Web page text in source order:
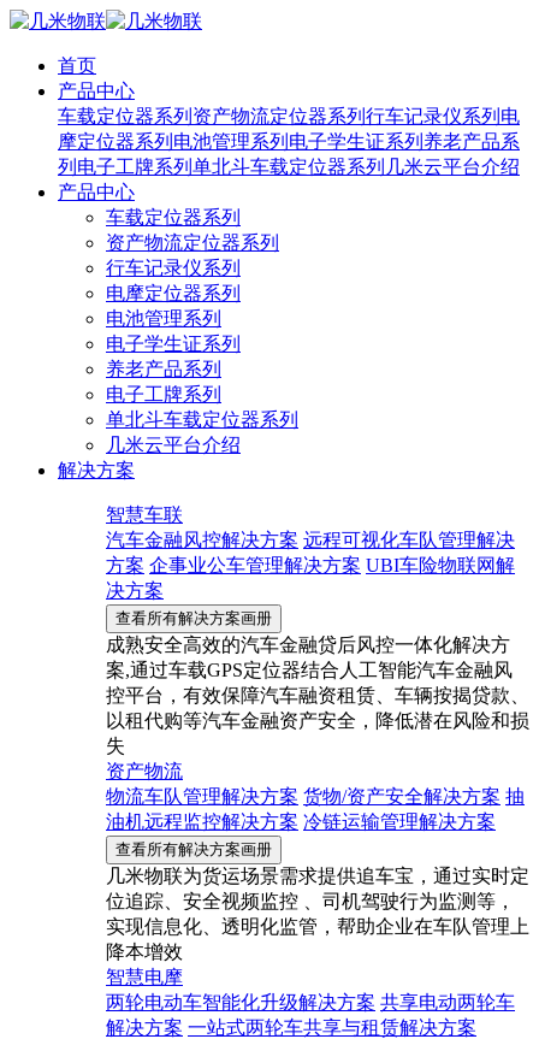
首页
产品中心
车载定位器系列 资产物流定位器系列 行车记录仪系列 电
摩定位器系列 电池管理系列 电子学生证系列 养老产品系
列 电子工牌系列 单北斗车载定位器系列 几米云平台介绍
产品中心
车载定位器系列
资产物流定位器系列
行车记录仪系列
电摩定位器系列
电池管理系列
电子学生证系列
养老产品系列
电子工牌系列
单北斗车载定位器系列
几米云平台介绍
解决方案
智慧车联
汽车金融风控解决方案 远程可视化车队管理解决
方案 企事业公车管理解决方案 UBI车险物联网解
决方案
查看所有解决方案画册
成熟安全高效的汽车金融贷后风控一体化解决方
案,通过车载GPS定位器结合人工智能汽车金融风
控平台，有效保障汽车融资租赁、车辆按揭贷款、
以租代购等汽车金融资产安全，降低潜在风险和损
失
资产物流
物流车队管理解决方案 货物/资产安全解决方案 抽
油机远程监控解决方案 冷链运输管理解决方案
查看所有解决方案画册
几米物联为货运场景需求提供追车宝，通过实时定
位追踪、安全视频监控 、司机驾驶行为监测等，
实现信息化、透明化监管，帮助企业在车队管理上
降本增效
智慧电摩
两轮电动车智能化升级解决方案 共享电动两轮车
解决方案 一站式两轮车共享与租赁解决方案